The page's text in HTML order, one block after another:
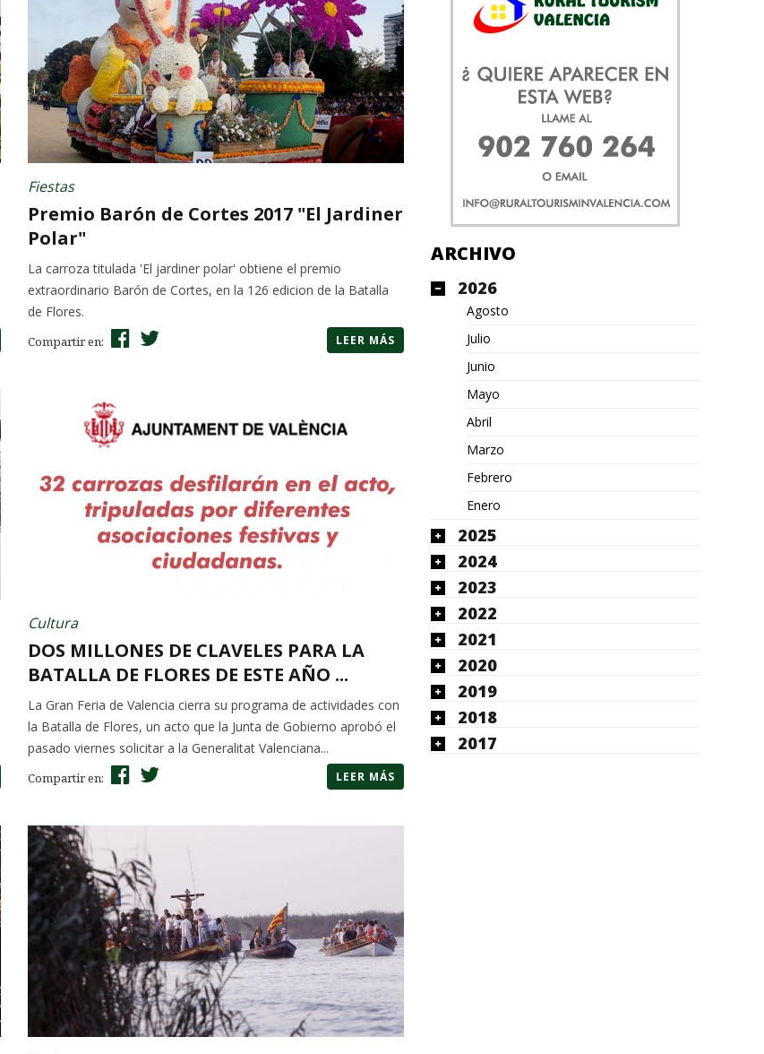
Fiestas
Premio Barón de Cortes 2017 "El Jardiner
Polar"
La carroza titulada 'El jardiner polar' obtiene el premio
extraordinario Barón de Cortes, en la 126 edicion de la Batalla
de Flores.
Compartir en: LEER MÁS
Cultura
DOS MILLONES DE CLAVELES PARA LA
BATALLA DE FLORES DE ESTE AÑO ...
La Gran Feria de Valencia cierra su programa de actividades con
la Batalla de Flores, un acto que la Junta de Gobierno aprobó el
pasado viernes solicitar a la Generalitat Valenciana...
Compartir en: LEER MÁS
ARCHIVO
2026
Agosto
Julio
Junio
Mayo
Abril
Marzo
Febrero
Enero
2025
2024
2023
2022
2021
2020
2019
2018
2017